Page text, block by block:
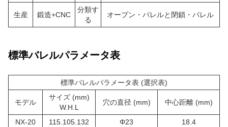
生産 鍛造+CNC
分類す
る
オープン・バレルと閉鎖・バレル
標準バレルパラメータ表
標準バレルパラメータ表 (選択表)
モデル
サイズ (mm)
W.H.L
穴の直径 (mm) 中心距離 (mm)
NX-20 115.105.132 Φ23
18.4